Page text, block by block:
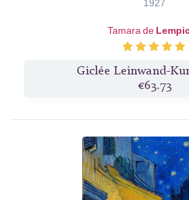
1927
Tamara de
Giclée Leinwand-
€63.73